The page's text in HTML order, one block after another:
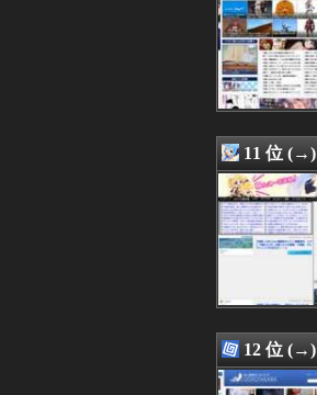
08/07 12:45
08/07 12:41
08/07 12:40
08/07 12:40
08/07 12:40
08/07 12:40
08/07 12:39
08/07 12:39
08/07 12:39
08/07 12:39
08/07 12:39
08/07 12:38
08/07 12:35
08/07 12:35
08/07 12:35
08/07 12:34
11 位 (→)
12 位 (→)